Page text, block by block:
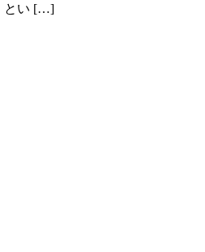
とい […]